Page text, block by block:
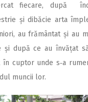
fiecare, după
și dibăcie arta
au frământat și au
și după ce au învățat
în cuptor unde s‑a
muncii lor.